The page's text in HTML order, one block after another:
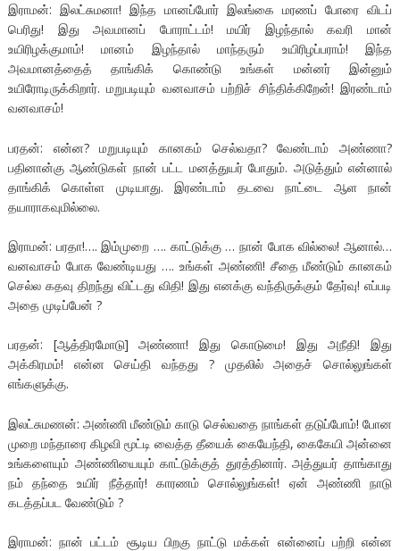
இராமன்: இலட்சுமனா! இந்த மானப்போர் இலங்கை மரணப் போரை விடப்
பெரிது! இது அவமானப் போராட்டம்! மயிர் இழந்தால் கவரி மான்
உயிரிழக்குமாம்! மானம் இழந்தால் மாந்தரும் உயிரிழப்பராம்! இந்த
அவமானத்தைத் தாங்கிக் கொண்டு உங்கள் மன்னர் இன்னும்
உயிரோடிருக்கிறார். மறுபடியும் வனவாசம் பற்றிச் சிந்திக்கிறேன்! இரண்டாம்
வனவாசம்!
பரதன்: என்ன? மறுபடியும் கானகம் செல்வதா? வேண்டாம் அண்ணா?
பதினான்கு ஆண்டுகள் நான் பட்ட மனத்துயர் போதும். அடுத்தும் என்னால்
தாங்கிக் கொள்ள முடியாது. இரண்டாம் தடவை நாட்டை ஆள நான்
தயாராகவுமில்லை.
இராமன்: பரதா!…. இம்முறை …. காட்டுக்கு … நான் போக வில்லை! ஆனால்…
வனவாசம் போக வேண்டியது …. உங்கள் அண்ணி! சீதை மீண்டும் கானகம்
செல்ல கதவு திறந்து விட்டது விதி! இது எனக்கு வந்திருக்கும் தேர்வு! எப்படி
அதை முடிப்பேன் ?
பரதன்: [ஆத்திரமோடு] அண்ணா! இது கொடுமை! இது அநீதி! இது
அக்கிரமம்! என்ன செய்தி வந்தது ? முதலில் அதைச் சொல்லுங்கள்
எங்களுக்கு.
இலட்சுமணன்: அண்ணி மீண்டும் காடு செல்வதை நாங்கள் தடுப்போம்! போன
முறை மந்தாரை கிழவி மூட்டி வைத்த தீயைக் கையேந்தி, கைகேயி அன்னை
உங்களையும் அண்ணியையும் காட்டுக்குத் துரத்தினார். அத்துயர் தாங்காது
நம் தந்தை உயிர் நீத்தார்! காரணம் சொல்லுங்கள்! ஏன் அண்ணி நாடு
கடத்தப்பட வேண்டும் ?
இராமன்: நான் பட்டம் சூடிய பிறகு நாட்டு மக்கள் என்னைப் பற்றி என்ன